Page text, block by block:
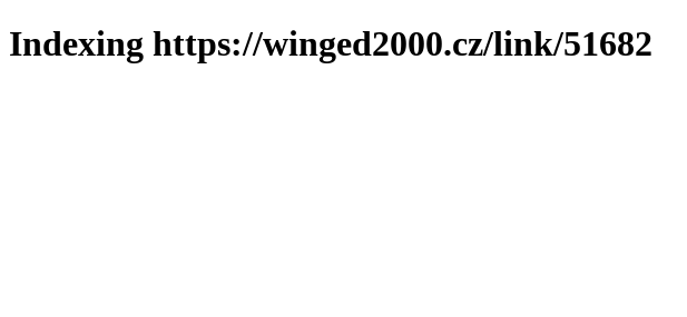
Indexing https://winged2000.cz/link/51682